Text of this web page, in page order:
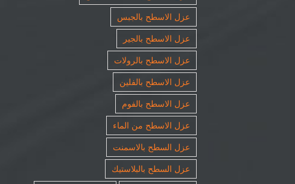
عزل الاسطح بالجبس
عزل الاسطح بالجير
عزل الاسطح بالرولات
عزل الاسطح بالفلين
عزل الاسطح بالفوم
عزل الاسطح من الماء
عزل السطح بالاسمنت
عزل السطح بالبلاستيك